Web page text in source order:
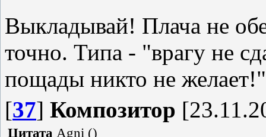
Выкладывай! Плача не
точно. Типа - "врагу не
пощады никто не
[37] Композитор
Цитата Agni ()